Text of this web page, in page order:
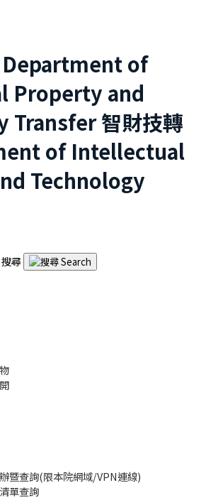
Department of
Property and
Transfer智財技轉
of Intellectual
Technology
搜尋
暨查詢(限本院網域/VPN連線)
單查詢